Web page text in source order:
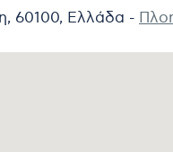
60100, Ελλάδα -